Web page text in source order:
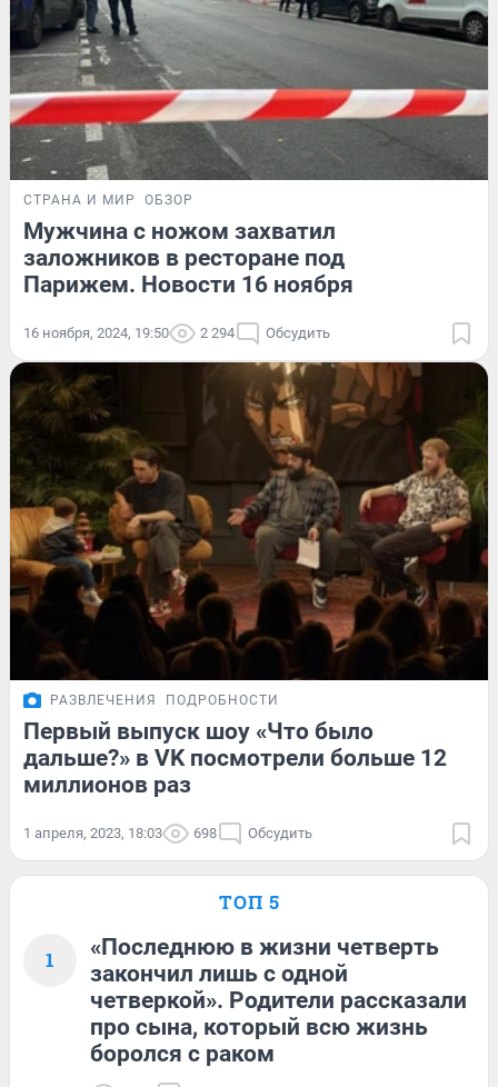
СТРАНА И МИР ОБЗОР
Мужчина с ножом захватил
заложников в ресторане под
Парижем. Новости 16 ноября
16 ноября, 2024, 19:50 2 294 Обсудить
РАЗВЛЕЧЕНИЯ ПОДРОБНОСТИ
Первый выпуск шоу «Что было
дальше?» в VK посмотрели больше 12
миллионов раз
1 апреля, 2023, 18:03 698 Обсудить
ТОП 5
1
«Последнюю в жизни четверть
закончил лишь с одной
четверкой». Родители рассказали
про сына, который всю жизнь
боролся с раком